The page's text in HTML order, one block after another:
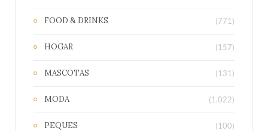
FOOD & DRINKS (771)
HOGAR (157)
MASCOTAS (131)
MODA (1.022)
PEQUES (100)